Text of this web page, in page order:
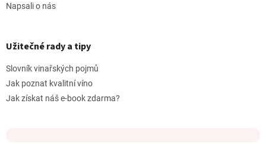
Napsali o nás
Užitečné rady a tipy
Slovník vinařských pojmů
Jak poznat kvalitní víno
Jak získat náš e-book zdarma?